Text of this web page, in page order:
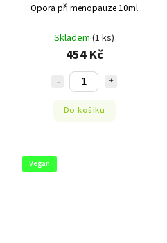
Opora při menopauze 10ml
Skladem (1 ks)
454 Kč
Do košíku
Vegan